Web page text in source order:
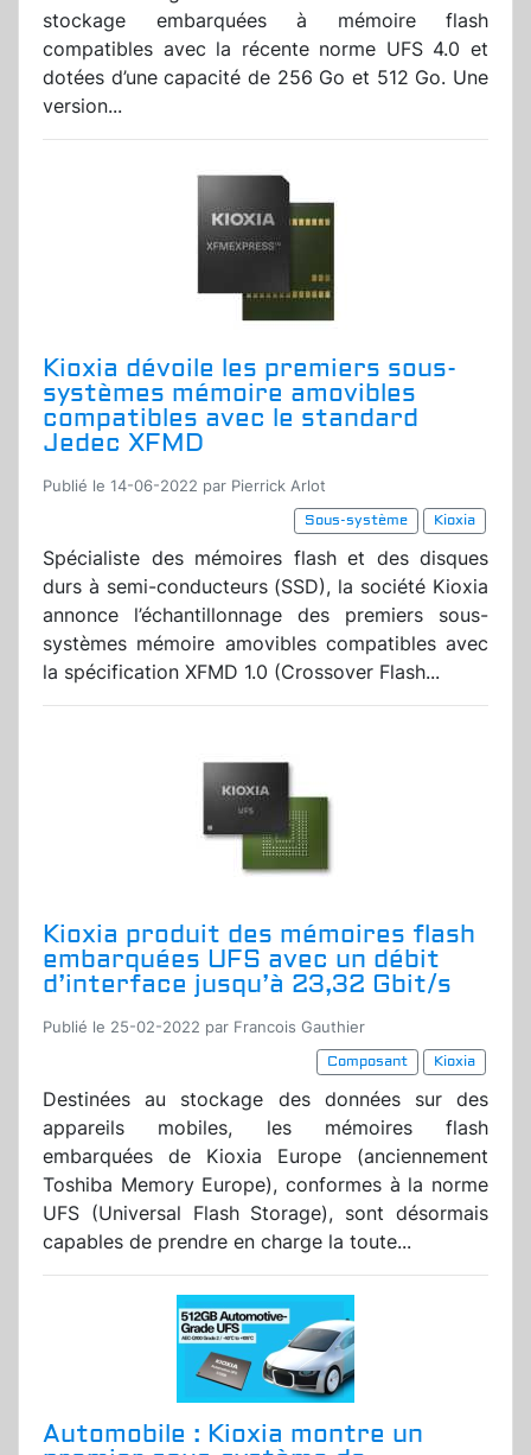
stockage embarquées à mémoire flash
compatibles avec la récente norme UFS 4.0 et
dotées d’une capacité de 256 Go et 512 Go. Une
version...
Kioxia dévoile les premiers sous-
systèmes mémoire amovibles
compatibles avec le standard
Jedec XFMD
Publié le 14-06-2022 par Pierrick Arlot
Sous-système
Kioxia
Spécialiste des mémoires flash et des disques
durs à semi-conducteurs (SSD), la société Kioxia
annonce l’échantillonnage des premiers sous-
systèmes mémoire amovibles compatibles avec
la spécification XFMD 1.0 (Crossover Flash...
Kioxia produit des mémoires flash
embarquées UFS avec un débit
d’interface jusqu’à 23,32 Gbit/s
Publié le 25-02-2022 par Francois Gauthier
Composant
Kioxia
Destinées au stockage des données sur des
appareils mobiles, les mémoires flash
embarquées de Kioxia Europe (anciennement
Toshiba Memory Europe), conformes à la norme
UFS (Universal Flash Storage), sont désormais
capables de prendre en charge la toute...
Automobile : Kioxia montre un